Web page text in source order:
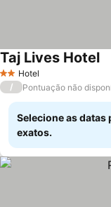
2 Estrelas
Hotel
Taj Lives Hotel
/ Pontuação não
Selecione as datas
exatos.